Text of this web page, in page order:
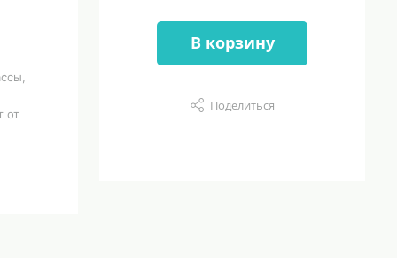
от
В корзину
Поделиться